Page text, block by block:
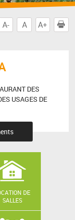
A- A A+
DES
USAGES DE
DE
SALLES